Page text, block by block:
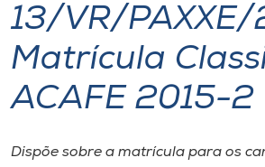
I.nova
Diplomados
13/VR/PAXXE/
Matrícula
ACAFE 2015-2
Dispõe sobre a matrícula para os